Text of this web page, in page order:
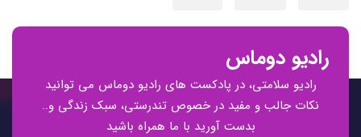
رادیو دوماس
رادیو سلامتی، در پادکست های رادیو دوماس می توانید
نکات جالب و مفید در خصوص تندرستی، سبک زندگی و..
بدست آورید با ما همراه باشید